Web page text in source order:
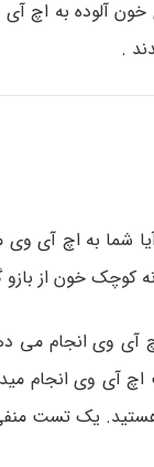
خون آلوده به اچ
.
آیا شما به اچ
کوچک خون از
آی وی انجام می
وی انجام
یک تست